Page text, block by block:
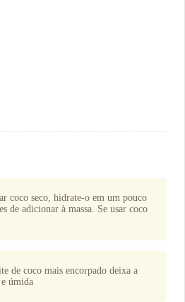
coco seco, hidrate-o em um pouco
de adicionar à massa. Se usar coco
de coco mais encorpado deixa a
úmida